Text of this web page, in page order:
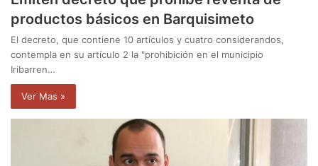
productos básicos en Barquisimeto
El decreto, que contiene 10 artículos y cuatro considerandos,
contempla en su artículo 2 la "prohibición en el municipio
Iribarren…
Ver Mas »